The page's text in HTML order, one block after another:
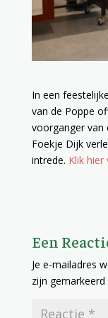
In een
van de Poppe
voorganger van
Foekje Dijk
intrede. Klik
Een
Je e-mailadres
zijn